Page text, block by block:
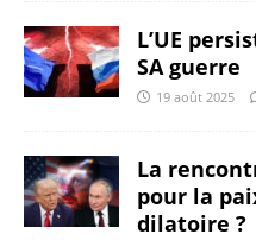
L’UE
SA guerre
19 août 2025
La
pour la
dilatoire ?